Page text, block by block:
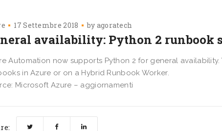
17 Settembre 2018 by agoratech
availability: Python 2 runbook
Automation now supports Python 2 for general
in Azure or on a Hybrid Runbook Worker.
Microsoft Azure – aggiornamenti